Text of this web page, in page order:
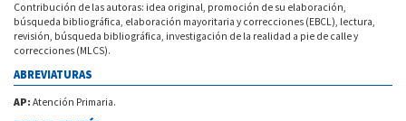
Contribución de las autoras: idea original, promoción de su elaboración,
búsqueda bibliográfica, elaboración mayoritaria y correcciones (EBCL), lectura,
revisión, búsqueda bibliográfica, investigación de la realidad a pie de calle y
correcciones (MLCS).
ABREVIATURAS
AP: Atención Primaria.